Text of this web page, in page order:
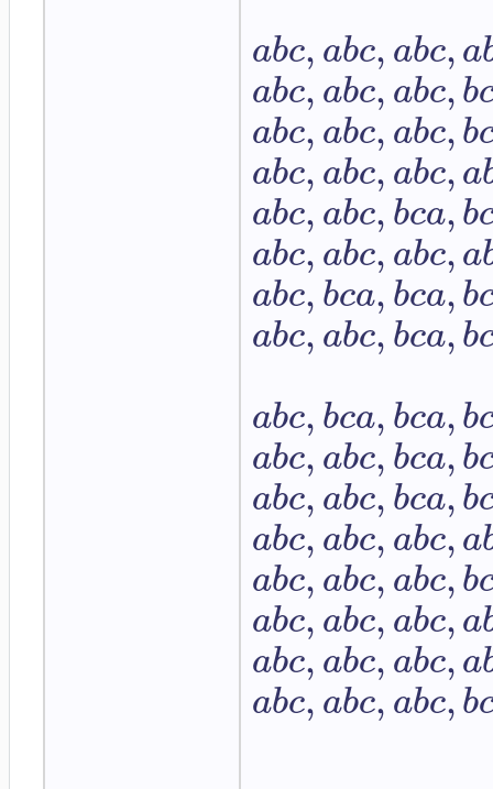
abc,abc,abc,a
abc,abc,abc,b
abc,abc,abc,b
abc,abc,abc,a
abc,abc,bca,b
abc,abc,abc,a
abc,bca,bca,b
abc,abc,bca,b
abc,bca,bca,b
abc,abc,bca,b
abc,abc,bca,b
abc,abc,abc,a
abc,abc,abc,b
abc,abc,abc,a
abc,abc,abc,a
abc,abc,abc,b